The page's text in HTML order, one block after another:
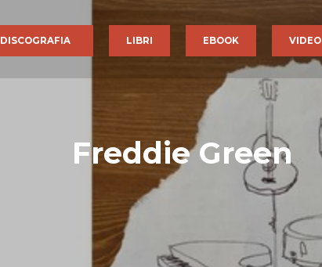
DISCOGRAFIA LIBRI EBOOK VIDEO
Freddie Green